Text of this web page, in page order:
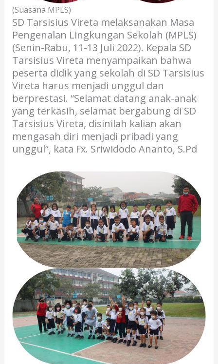
(Suasana MPLS)
SD Tarsisius Vireta melaksanakan Masa
Pengenalan Lingkungan Sekolah (MPLS)
(Senin-Rabu, 11-13 Juli 2022). Kepala SD
Tarsisius Vireta menyampaikan bahwa
peserta didik yang sekolah di SD Tarsisius
Vireta harus menjadi unggul dan
berprestasi. “Selamat datang anak-anak
yang terkasih, selamat bergabung di SD
Tarsisius Vireta, disinilah kalian akan
mengasah diri menjadi pribadi yang
unggul”, kata Fx. Sriwidodo Ananto, S.Pd